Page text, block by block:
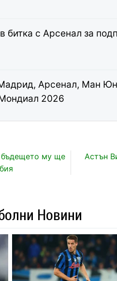
битка с Арсенал за
Арсенал, Ман
2026
бъдещето му ще
Астън
Новини